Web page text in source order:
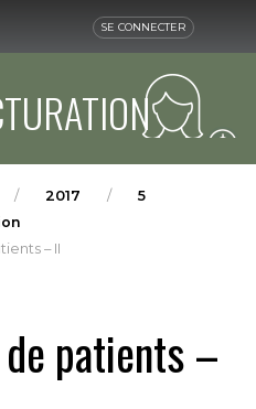
SE CONNECTER
2017
5
– II
patients –